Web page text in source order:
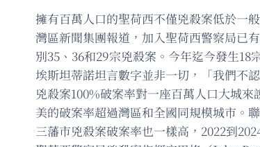
擁有百萬人口的聖荷西不僅兇殺案低於一
灣區新聞集團報道，加入聖荷西警察局已
別35、36和29宗兇殺案。今年迄今發生18
埃斯坦蒂諾坦言數字並非一切，「我們不
兇殺案100%破案率對一座百萬人口大城
美的破案率超過灣區和全國同規模城市。
三藩市兇殺案破案率也一樣高，2022到